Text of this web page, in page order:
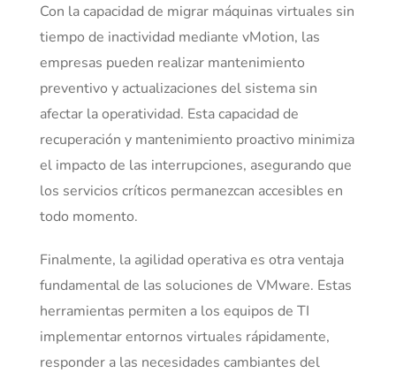
Con la capacidad de migrar máquinas virtuales sin
tiempo de inactividad mediante vMotion, las
empresas pueden realizar mantenimiento
preventivo y actualizaciones del sistema sin
afectar la operatividad. Esta capacidad de
recuperación y mantenimiento proactivo minimiza
el impacto de las interrupciones, asegurando que
los servicios críticos permanezcan accesibles en
todo momento.
Finalmente, la agilidad operativa es otra ventaja
fundamental de las soluciones de VMware. Estas
herramientas permiten a los equipos de TI
implementar entornos virtuales rápidamente,
responder a las necesidades cambiantes del